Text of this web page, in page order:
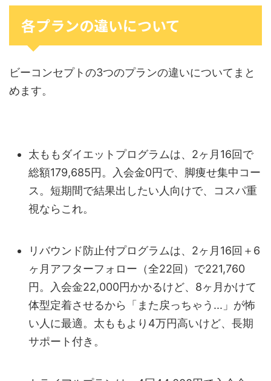
各プランの違いについて
ビーコンセプトの3つのプランの違いについてまと
めます。
太ももダイエットプログラムは、2ヶ月16回で
総額179,685円。入会金0円で、脚痩せ集中コー
ス。短期間で結果出したい人向けで、コスパ重
視ならこれ。
リバウンド防止付プログラムは、2ヶ月16回＋6
ヶ月アフターフォロー（全22回）で221,760
円。入会金22,000円かかるけど、8ヶ月かけて
体型定着させるから「また戻っちゃう...」が怖
い人に最適。太ももより4万円高いけど、長期
サポート付き。